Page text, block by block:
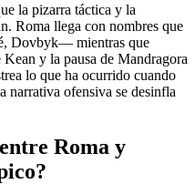
la pizarra táctica y la
Roma llega con nombres que
Dovbyk— mientras que
y la pausa de Mandragora
lo que ha ocurrido cuando
narrativa ofensiva se desinfla
Roma y